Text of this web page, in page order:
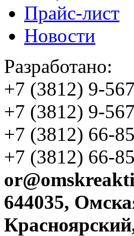
Прайс-лист
Новости
Разработано:
+7 (3812) 9-
+7 (3812) 9-
+7 (3812) 66-
+7 (3812) 66-
644035,